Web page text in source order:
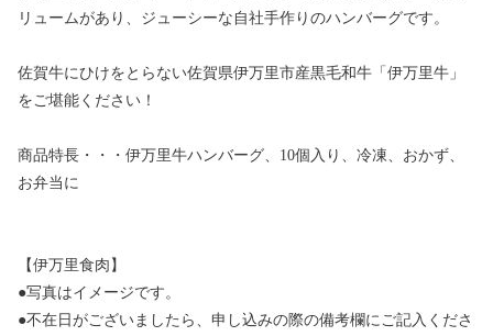
リュームがあり、ジューシーな自社手作りのハンバーグです。
佐賀牛にひけをとらない佐賀県伊万里市産黒毛和牛「伊万里牛」
をご堪能ください！
商品特長・・・伊万里牛ハンバーグ、10個入り、冷凍、おかず、
お弁当に
【伊万里食肉】
●写真はイメージです。
●不在日がございましたら、申し込みの際の備考欄にご記入くださ